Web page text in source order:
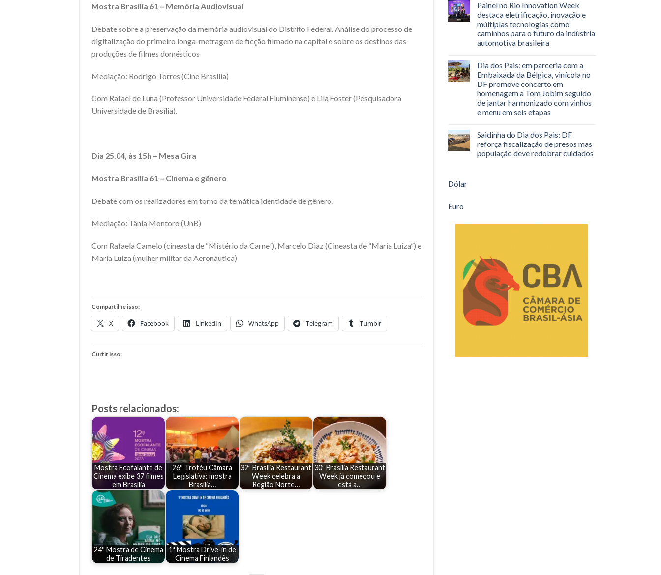
Mostra Brasília 61 – Memória Audiovisual
Debate sobre a preservação da memória audiovisual do Distrito Federal. Análise do processo de
digitalização do primeiro longa-metragem de ficção filmado na capital e sobre os destinos das
produções de filmes domésticos
Mediação: Rodrigo Torres (Cine Brasília)
Com Rafael de Luna (Professor Universidade Federal Fluminense) e Lila Foster (Pesquisadora
Universidade de Brasília).
Dia 25.04, às 15h – Mesa Gira
Mostra Brasília 61 – Cinema e gênero
Debate com os realizadores em torno da temática identidade de gênero.
Mediação: Tânia Montoro (UnB)
Com Rafaela Camelo (cineasta de “Mistério da Carne”), Marcelo Diaz (Cineasta de “Maria Luiza”) e
Maria Luiza (mulher militar da Aeronáutica)
Compartilhe isso:
X Facebook LinkedIn WhatsApp Telegram Tumblr
Curtir isso:
Posts relacionados:
Mostra Ecofalante de
Cinema exibe 37 filmes
em Brasília
26º Troféu Câmara
Legislativa: mostra
Brasília…
32ª Brasília Restaurant
Week celebra a
Região Norte…
30ª Brasília Restaurant
Week já começou e
está a…
24º Mostra de Cinema
de Tiradentes
1ª Mostra Drive-in de
Cinema Finlandês
Painel no Rio Innovation Week
destaca eletrificação, inovação e
múltiplas tecnologias como
caminhos para o futuro da indústria
automotiva brasileira
Dia dos Pais: em parceria com a
Embaixada da Bélgica, vinícola no
DF promove concerto em
homenagem a Tom Jobim seguido
de jantar harmonizado com vinhos
e menu em seis etapas
Saidinha do Dia dos Pais: DF
reforça fiscalização de presos mas
população deve redobrar cuidados
Dólar
Euro